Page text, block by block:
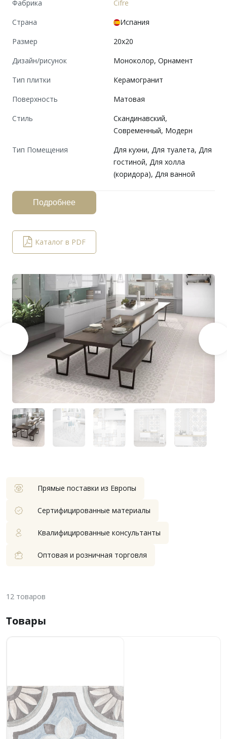
Фабрика
Cifre
Страна
Испания
Размер
20x20
Дизайн/рисунок
Моноколор, Орнамент
Тип плитки
Керамогранит
Поверхность
Матовая
Cтиль
Скандинавский,
Современный, Модерн
Тип Помещения
Для кухни, Для туалета, Для
гостиной, Для холла
(коридора), Для ванной
Подробнее
Каталог в PDF
Прямые поставки из Европы
Сертифицированные материалы
Квалифицированные консультанты
Оптовая и розничная торговля
12 товаров
Товары